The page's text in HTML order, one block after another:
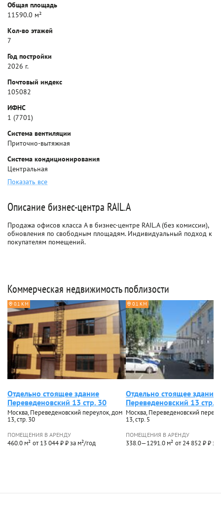
Общая площадь
11590.0 м²
Кол-во этажей
7
Год постройки
2026 г.
Почтовый индекс
105082
ИФНС
1 (7701)
Система вентиляции
Приточно-вытяжная
Система кондиционирования
Центральная
Показать все
Описание бизнес-центра RAIL.A
Продажа офисов класса A в бизнес-центре RAIL.A (без комиссии),
обновления по свободным площадям. Индивидуальный подход к
покупателям помещений.
Коммерческая недвижимость поблизости
0.1 КМ
Отдельно стоящее здание
Переведеновский 13 стр. 30
Москва, Переведеновский переулок, дом
13, стр. 30
ПОМЕЩЕНИЯ В АРЕНДУ
460.0 м² от 13 044 ₽ ₽ за м²/год
0.1 КМ
Отдельно стоящее здание
Переведеновский 13 стр.5
Москва, Переведеновский
13, стр. 5
ПОМЕЩЕНИЯ В АРЕНДУ
338.0—1291.0 м² от 24 852 ₽ ₽ за